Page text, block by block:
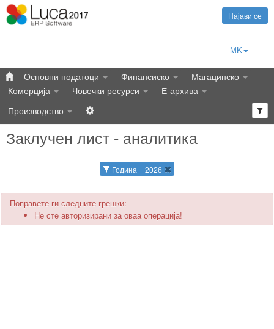
Најави се
MK
Основни податоци Финансиско
Магацинско
Комерција
Човечки ресурси
Е-архива
Производство
Заклучен лист - аналитика
Година = 2026
Поправете ги следните грешки:
Не сте авторизирани за оваа операција!